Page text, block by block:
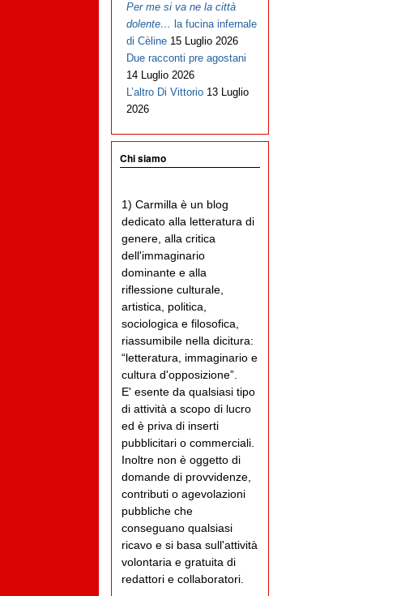
Per me si va ne la città
dolente… la fucina infernale
di Cèline 15 Luglio 2026
Due racconti pre agostani
14 Luglio 2026
L’altro Di Vittorio 13 Luglio
2026
Chi siamo
1) Carmilla è un blog
dedicato alla letteratura di
genere, alla critica
dell'immaginario
dominante e alla
riflessione culturale,
artistica, politica,
sociologica e filosofica,
riassumibile nella dicitura:
“letteratura, immaginario e
cultura d'opposizione”.
E' esente da qualsiasi tipo
di attività a scopo di lucro
ed è priva di inserti
pubblicitari o commerciali.
Inoltre non è oggetto di
domande di provvidenze,
contributi o agevolazioni
pubbliche che
conseguano qualsiasi
ricavo e si basa sull'attività
volontaria e gratuita di
redattori e collaboratori.